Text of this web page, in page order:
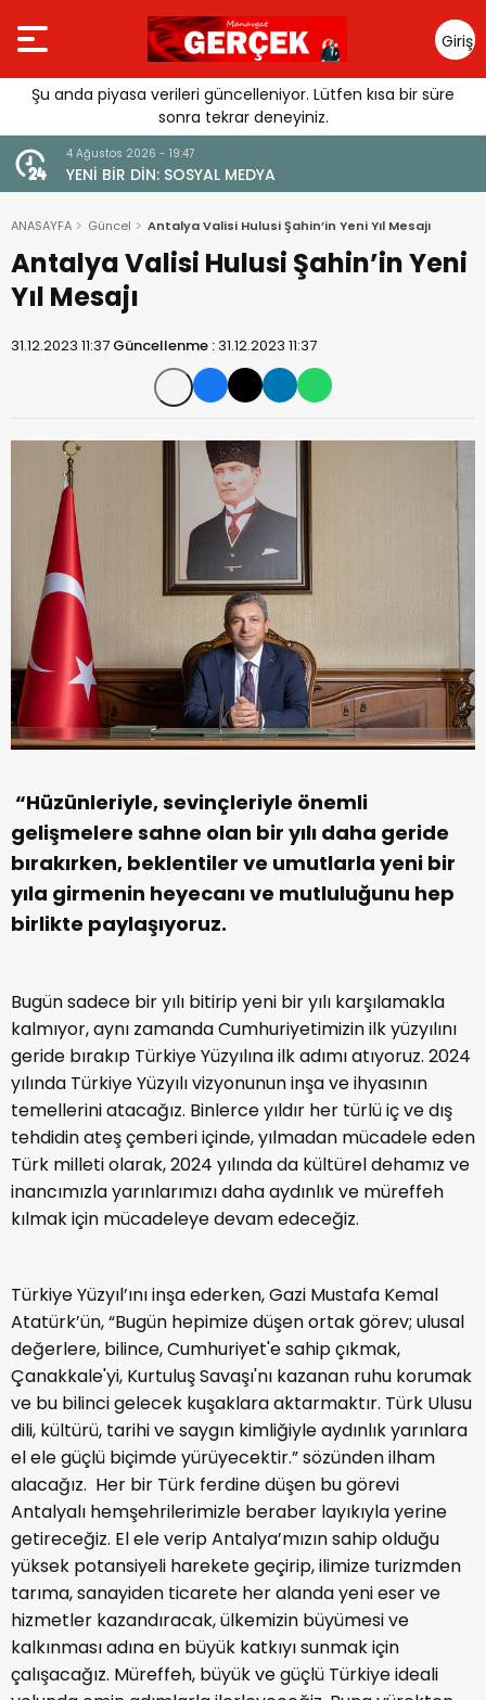
Giriş
Yap
Şu anda piyasa verileri güncelleniyor. Lütfen kısa bir süre
sonra tekrar deneyiniz.
4 Ağustos 2026 - 19:47
YENİ BİR DİN: SOSYAL MEDYA
ANASAYFA Güncel Antalya Valisi Hulusi Şahin’in Yeni Yıl Mesajı
Antalya Valisi Hulusi Şahin’in Yeni
Yıl Mesajı
31.12.2023 11:37 Güncellenme :31.12.2023 11:37
“Hüzünleriyle, sevinçleriyle önemli
gelişmelere sahne olan bir yılı daha geride
bırakırken, beklentiler ve umutlarla yeni bir
yıla girmenin heyecanı ve mutluluğunu hep
birlikte paylaşıyoruz.
Bugün sadece bir yılı bitirip yeni bir yılı karşılamakla
kalmıyor, aynı zamanda Cumhuriyetimizin ilk yüzyılını
geride bırakıp Türkiye Yüzyılına ilk adımı atıyoruz. 2024
yılında Türkiye Yüzyılı vizyonunun inşa ve ihyasının
temellerini atacağız. Binlerce yıldır her türlü iç ve dış
tehdidin ateş çemberi içinde, yılmadan mücadele eden
Türk milleti olarak, 2024 yılında da kültürel dehamız ve
inancımızla yarınlarımızı daha aydınlık ve müreffeh
kılmak için mücadeleye devam edeceğiz.
Türkiye Yüzyıl’ını inşa ederken, Gazi Mustafa Kemal
Atatürk’ün, “Bugün hepimize düşen ortak görev; ulusal
değerlere, bilince, Cumhuriyet'e sahip çıkmak,
Çanakkale'yi, Kurtuluş Savaşı'nı kazanan ruhu korumak
ve bu bilinci gelecek kuşaklara aktarmaktır. Türk Ulusu
dili, kültürü, tarihi ve saygın kimliğiyle aydınlık yarınlara
el ele güçlü biçimde yürüyecektir.” sözünden ilham
alacağız. Her bir Türk ferdine düşen bu görevi
Antalyalı hemşehrilerimizle beraber layıkıyla yerine
getireceğiz. El ele verip Antalya’mızın sahip olduğu
yüksek potansiyeli harekete geçirip, ilimize turizmden
tarıma, sanayiden ticarete her alanda yeni eser ve
hizmetler kazandıracak, ülkemizin büyümesi ve
kalkınması adına en büyük katkıyı sunmak için
çalışacağız. Müreffeh, büyük ve güçlü Türkiye ideali